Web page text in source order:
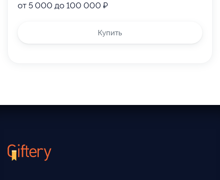
9450 р
от 5 000 до 100 000 ₽
Купить